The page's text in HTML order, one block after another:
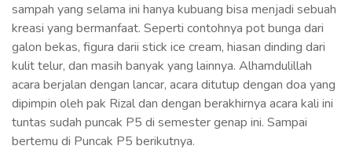
sampah yang selama ini hanya kubuang bisa menjadi sebuah
kreasi yang bermanfaat. Seperti contohnya pot bunga dari
galon bekas, figura darii stick ice cream, hiasan dinding dari
kulit telur, dan masih banyak yang lainnya. Alhamdulillah
acara berjalan dengan lancar, acara ditutup dengan doa yang
dipimpin oleh pak Rizal dan dengan berakhirnya acara kali ini
tuntas sudah puncak P5 di semester genap ini. Sampai
bertemu di Puncak P5 berikutnya.